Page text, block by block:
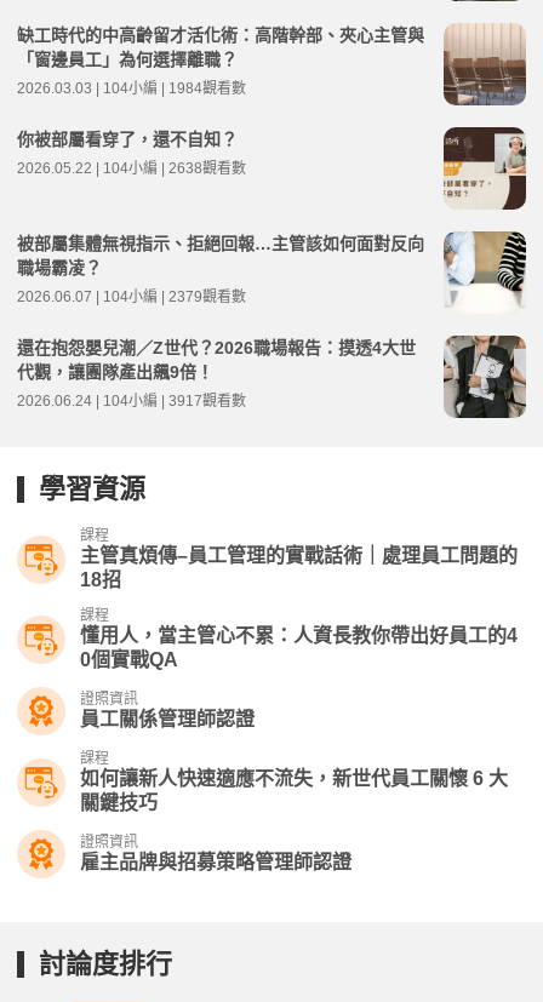
缺工時代的中高齡留才活化術：高階幹部、夾心主管與
「窗邊員工」為何選擇離職？
2026.03.03 | 104小編 | 1984觀看數
你被部屬看穿了，還不自知？
2026.05.22 | 104小編 | 2638觀看數
被部屬集體無視指示、拒絕回報…主管該如何面對反向
職場霸凌？
2026.06.07 | 104小編 | 2379觀看數
還在抱怨嬰兒潮／Z世代？2026職場報告：摸透4大世
代觀，讓團隊產出飆9倍！
2026.06.24 | 104小編 | 3917觀看數
學習資源
課程
主管真煩傳–員工管理的實戰話術｜處理員工問題的
18招
課程
懂用人，當主管心不累：人資長教你帶出好員工的4
0個實戰QA
證照資訊
員工關係管理師認證
課程
如何讓新人快速適應不流失，新世代員工關懷 6 大
關鍵技巧
證照資訊
雇主品牌與招募策略管理師認證
討論度排行